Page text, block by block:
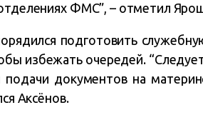
ФМС”, – отметил
подготовить
избежать очередей.
документов на
Аксёнов.